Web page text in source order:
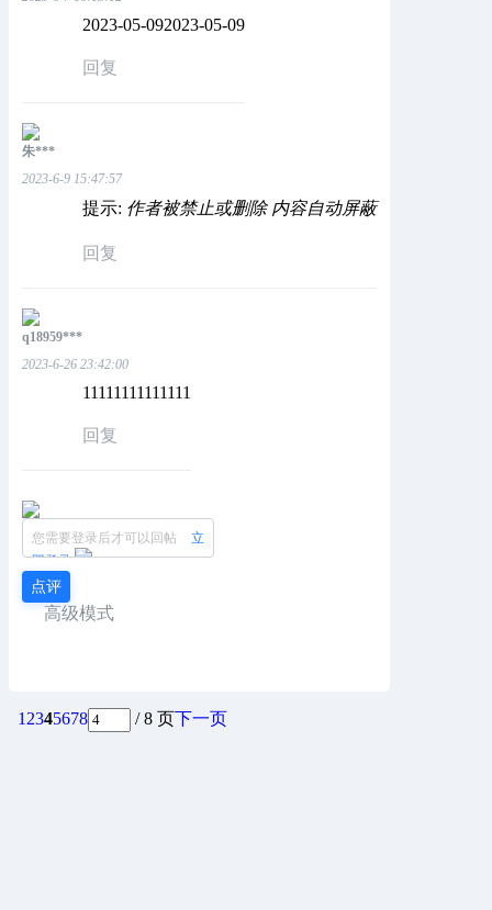
2023-05-092023-05-09
回复
朱***
2023-6-9 15:47:57
提示: 作者被禁止或删除 内容自动屏蔽
回复
q18959***
2023-6-26 23:42:00
11111111111111
回复
您需要登录后才可以回帖
立
即登录
点评
高级模式
1 2345678 / 8 页下一页